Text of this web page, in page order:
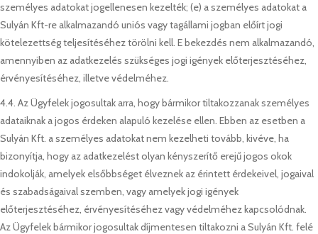
személyes adatokat jogellenesen kezelték; (e) a személyes adatokat a
Sulyán Kft-re alkalmazandó uniós vagy tagállami jogban előírt jogi
kötelezettség teljesítéséhez törölni kell. E bekezdés nem alkalmazandó,
amennyiben az adatkezelés szükséges jogi igények előterjesztéséhez,
érvényesítéséhez, illetve védelméhez.
4.4. Az Ügyfelek jogosultak arra, hogy bármikor tiltakozzanak személyes
adataiknak a jogos érdeken alapuló kezelése ellen. Ebben az esetben a
Sulyán Kft. a személyes adatokat nem kezelheti tovább, kivéve, ha
bizonyítja, hogy az adatkezelést olyan kényszerítő erejű jogos okok
indokolják, amelyek elsőbbséget élveznek az érintett érdekeivel, jogaival
és szabadságaival szemben, vagy amelyek jogi igények
előterjesztéséhez, érvényesítéséhez vagy védelméhez kapcsolódnak.
Az Ügyfelek bármikor jogosultak díjmentesen tiltakozni a Sulyán Kft. felé